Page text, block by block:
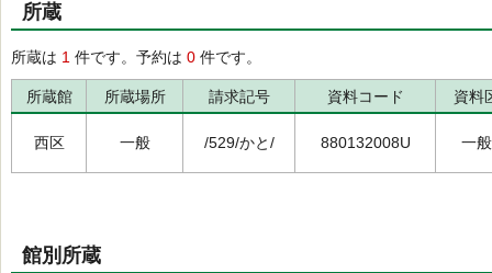
所蔵
所蔵は 1 件です。予約は 0 件です。
所蔵館 所蔵場所 請求記号 資料コード 資料
西区 一般 /529/かと/ 880132008U 一
館別所蔵